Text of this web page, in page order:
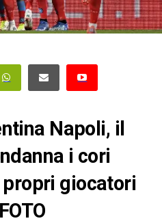
Napoli, il
i cori
propri giocatori